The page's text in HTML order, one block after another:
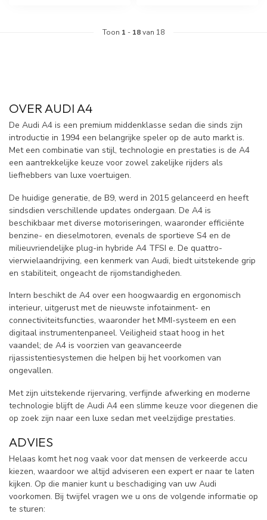
Toon 1 - 18van 18
OVER AUDI A4
De Audi A4 is een premium middenklasse sedan die sinds zijn
introductie in 1994 een belangrijke speler op de auto markt is.
Met een combinatie van stijl, technologie en prestaties is de A4
een aantrekkelijke keuze voor zowel zakelijke rijders als
liefhebbers van luxe voertuigen.
De huidige generatie, de B9, werd in 2015 gelanceerd en heeft
sindsdien verschillende updates ondergaan. De A4 is
beschikbaar met diverse motoriseringen, waaronder efficiënte
benzine- en dieselmotoren, evenals de sportieve S4 en de
milieuvriendelijke plug-in hybride A4 TFSI e. De quattro-
vierwielaandrijving, een kenmerk van Audi, biedt uitstekende grip
en stabiliteit, ongeacht de rijomstandigheden.
Intern beschikt de A4 over een hoogwaardig en ergonomisch
interieur, uitgerust met de nieuwste infotainment- en
connectiviteitsfuncties, waaronder het MMI-systeem en een
digitaal instrumentenpaneel. Veiligheid staat hoog in het
vaandel; de A4 is voorzien van geavanceerde
rijassistentiesystemen die helpen bij het voorkomen van
ongevallen.
Met zijn uitstekende rijervaring, verfijnde afwerking en moderne
technologie blijft de Audi A4 een slimme keuze voor diegenen die
op zoek zijn naar een luxe sedan met veelzijdige prestaties.
ADVIES
Helaas komt het nog vaak voor dat mensen de verkeerde accu
kiezen, waardoor we altijd adviseren een expert er naar te laten
kijken. Op die manier kunt u beschadiging van uw Audi
voorkomen. Bij twijfel vragen we u ons de volgende informatie op
te sturen: